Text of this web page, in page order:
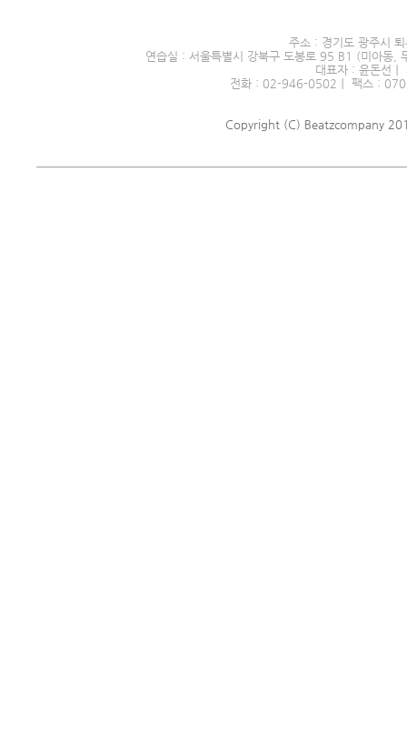
주소 : 경기도 광주시
연습실 : 서울특별시 강북구 도봉로 95 B1 (미아동,
대표자 : 윤돈선
전화 : 02-946-0502｜ 팩스 :
Copyright (C) Beatzcompany